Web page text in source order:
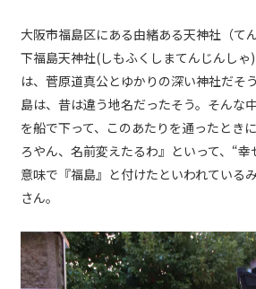
大阪市福島区にある由緒ある天神社（て
下福島天神社(しもふくしまてんじんし
は、菅原道真公とゆかりの深い神社だそ
島は、昔は違う地名だったそう。そんな
を船で下って、このあたりを通ったとき
ろやん、名前変えたるわ』といって、“幸
意味で『福島』と付けたといわれている
さん。